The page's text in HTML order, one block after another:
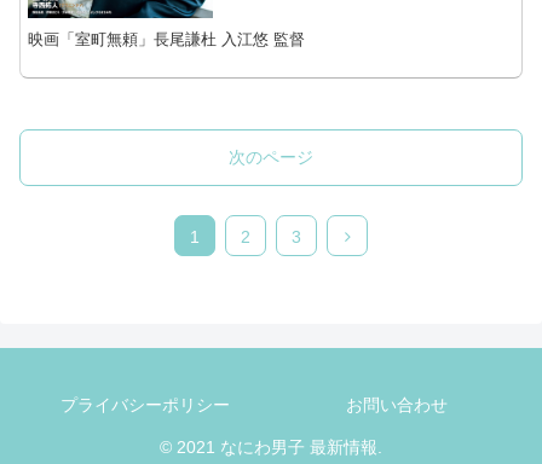
映画「室町無頼」長尾謙杜 入江悠 監督
次のページ
1 2 3 次
プライバシーポリシー お問い合わせ
© 2021 なにわ男子 最新情報.